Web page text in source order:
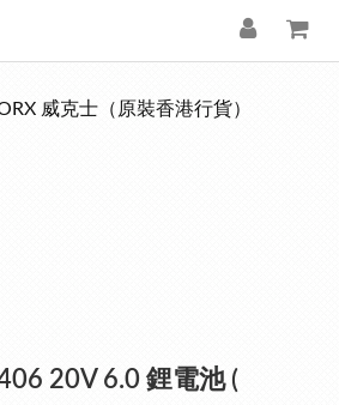
威克士（原裝香港行貨）
20V 6.0 鋰電池 (